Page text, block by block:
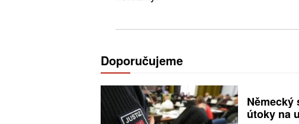
Doporučujeme
Německý
útoky na